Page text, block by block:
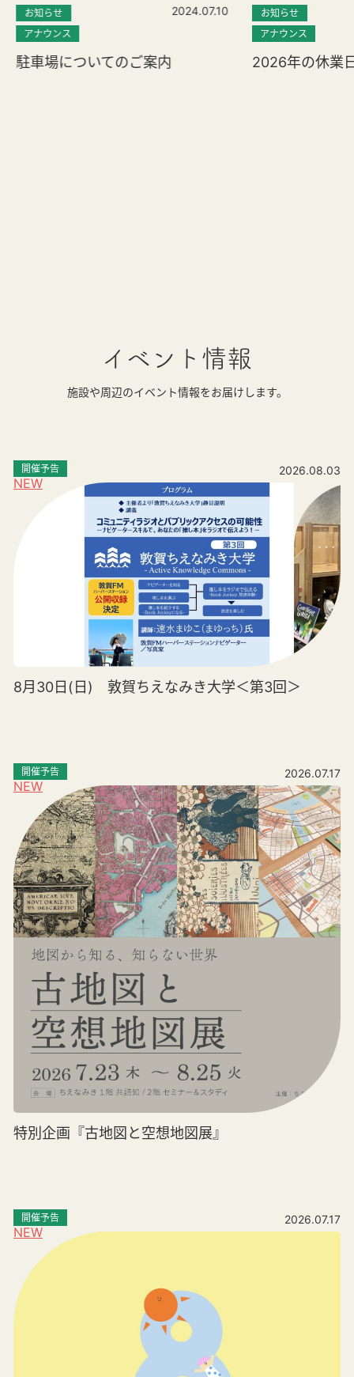
お知らせ
アナウンス
2024.07.10
駐車場についてのご案内
お知らせ
アナウンス
2026年の休業
イベント情報
施設や周辺のイベント情報をお届けします。
NEW
開催予告 2026.08.03
8月30日(日) 敦賀ちえなみき大学＜第3回＞
NEW
開催予告 2026.07.17
特別企画『古地図と空想地図展』
NEW
開催予告 2026.07.17